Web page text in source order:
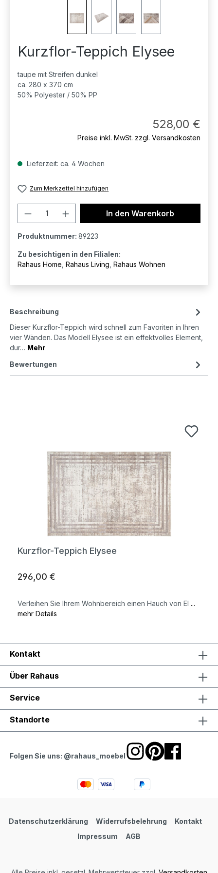
Kurzflor-Teppich Elysee
taupe mit Streifen dunkel
ca. 280 x 370 cm
50% Polyester / 50% PP
528,00 €
Preise inkl. MwSt. zzgl. Versandkosten
Lieferzeit: ca. 4 Wochen
Zum Merkzettel hinzufügen
Produkt Anzahl: Gib den
In den Warenkorb
Produktnummer: 89223
Zu besichtigen in den Filialen:
Rahaus Home Rahaus Living Rahaus Wohnen
Beschreibung
Dieser Kurzflor-Teppich wird schnell zum Favoriten in Ihren
vier Wänden. Das Modell Elysee ist ein effektvolles Element,
dur… Mehr
Bewertungen
Kurzflor-Teppich Elysee
296,00 €
Verleihen Sie Ihrem Wohnbereich einen Hauch von El ...
mehr Details
Kontakt
Über Rahaus
Service
Standorte
Folgen Sie uns: @rahaus_moebel
Datenschutzerklärung Widerrufsbelehrung
Kontakt
Impressum
AGB